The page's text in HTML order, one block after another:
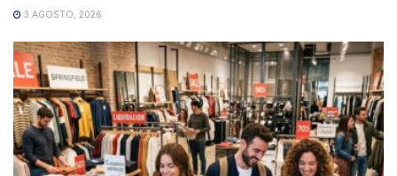
3 AGOSTO, 2026